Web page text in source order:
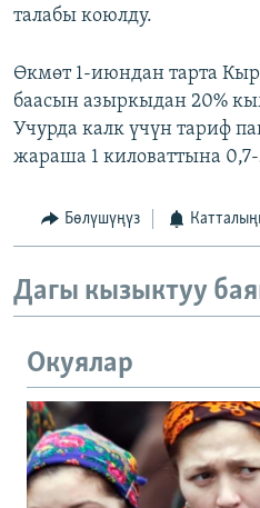
талабы коюлду.
Өкмөт 1-июндан тарта
баасын азыркыдан 20%
Учурда калк үчүн тариф
жараша 1 киловаттына
Бөлүшүңүз
Дагы кызыктуу
Окуялар